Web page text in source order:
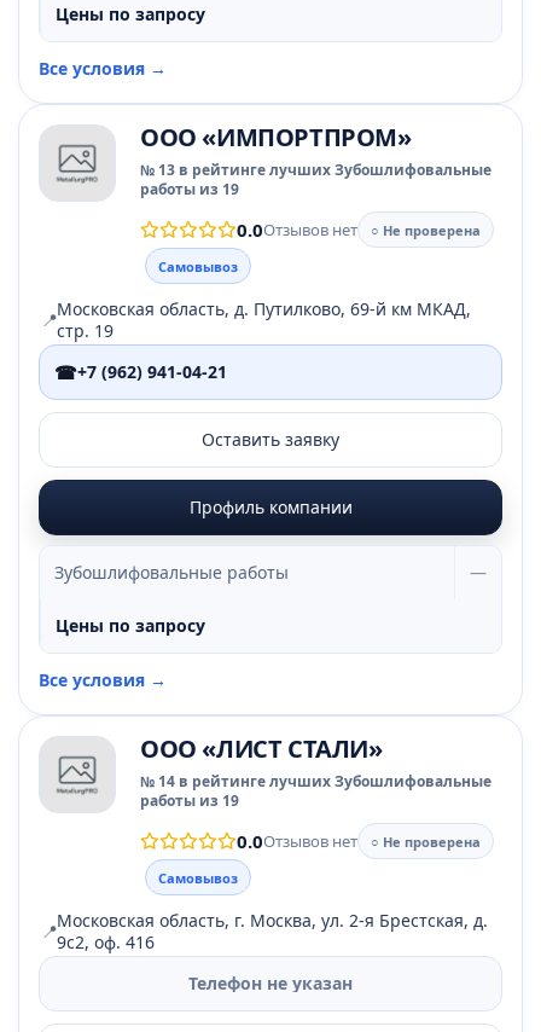
Цены по запросу
Все условия →
ООО «ИМПОРТПРОМ»
№ 13 в рейтинге лучших Зубошлифовальные
работы из 19
0.0Отзывов нет
○ Не проверена
Самовывоз
📍Московская область, д. Путилково, 69-й км МКАД,
стр. 19
☎+7 (962) 941-04-21
Оставить заявку
Профиль компании
Зубошлифовальные работы —
Цены по запросу
Все условия →
ООО «ЛИСТ СТАЛИ»
№ 14 в рейтинге лучших Зубошлифовальные
работы из 19
0.0Отзывов нет
○ Не проверена
Самовывоз
📍Московская область, г. Москва, ул. 2-я Брестская, д.
9с2, оф. 416
Телефон не указан